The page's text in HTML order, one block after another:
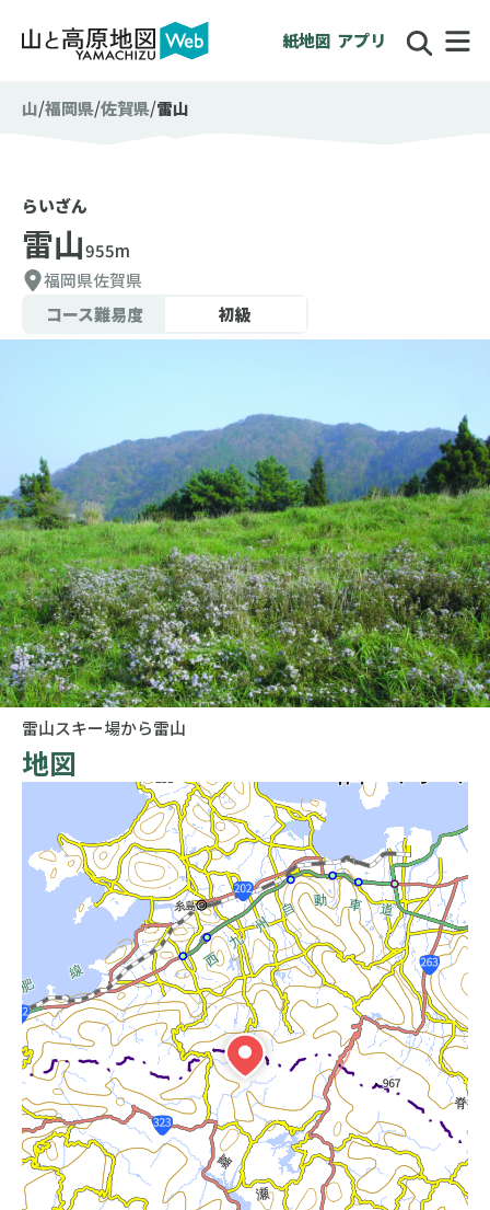
紙地図 アプリ
山 福岡県 佐賀県 雷山
らいざん
雷山955m
福岡県佐賀県
コース難易度
初級
雷山スキー場から雷山
地図